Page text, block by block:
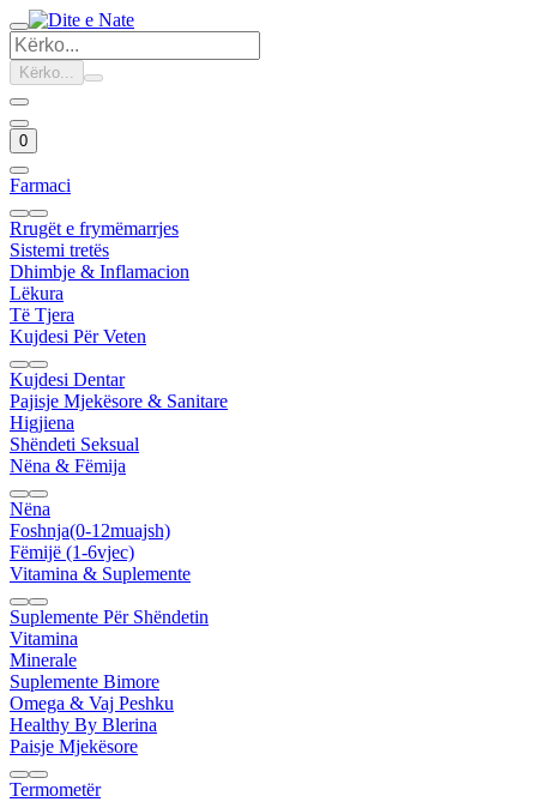
Kërko...
0
Farmaci
Rrugët e frymëmarrjes
Sistemi tretës
Dhimbje & Inflamacion
Lëkura
Të Tjera
Kujdesi Për Veten
Kujdesi Dentar
Pajisje Mjekësore & Sanitare
Higjiena
Shëndeti Seksual
Nëna & Fëmija
Nëna
Foshnja(0-12muajsh)
Fëmijë (1-6vjec)
Vitamina & Suplemente
Suplemente Për Shëndetin
Vitamina
Minerale
Suplemente Bimore
Omega & Vaj Peshku
Healthy By Blerina
Paisje Mjekësore
Termometër